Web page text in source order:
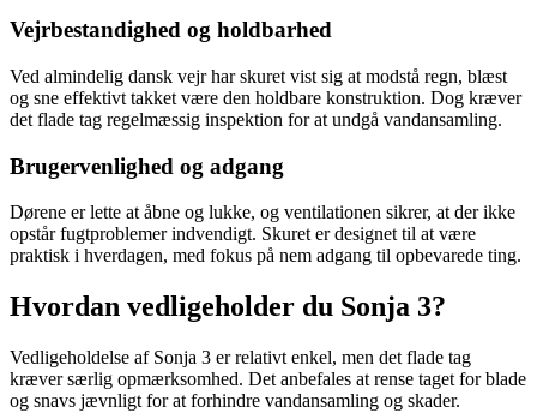
Vejrbestandighed og holdbarhed
Ved almindelig dansk vejr har skuret vist sig at modstå regn, blæst
og sne effektivt takket være den holdbare konstruktion. Dog kræver
det flade tag regelmæssig inspektion for at undgå vandansamling.
Brugervenlighed og adgang
Dørene er lette at åbne og lukke, og ventilationen sikrer, at der ikke
opstår fugtproblemer indvendigt. Skuret er designet til at være
praktisk i hverdagen, med fokus på nem adgang til opbevarede ting.
Hvordan vedligeholder du Sonja 3?
Vedligeholdelse af Sonja 3 er relativt enkel, men det flade tag
kræver særlig opmærksomhed. Det anbefales at rense taget for blade
og snavs jævnligt for at forhindre vandansamling og skader.